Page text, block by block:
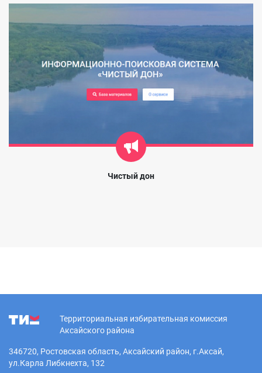
Чистый дон
Территориальная избирательная комиссия
Аксайского района
346720, Ростовская область, Аксайский район, г.Аксай,
ул.Карла Либкнехта, 132